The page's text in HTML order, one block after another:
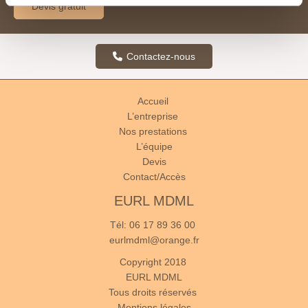
Devis gratuit
Contactez-nous
Accueil
L’entreprise
Nos prestations
L’équipe
Devis
Contact/Accès
EURL MDML
Tél: 06 17 89 36 00
eurlmdml@orange.fr
Copyright 2018
EURL MDML
Tous droits réservés